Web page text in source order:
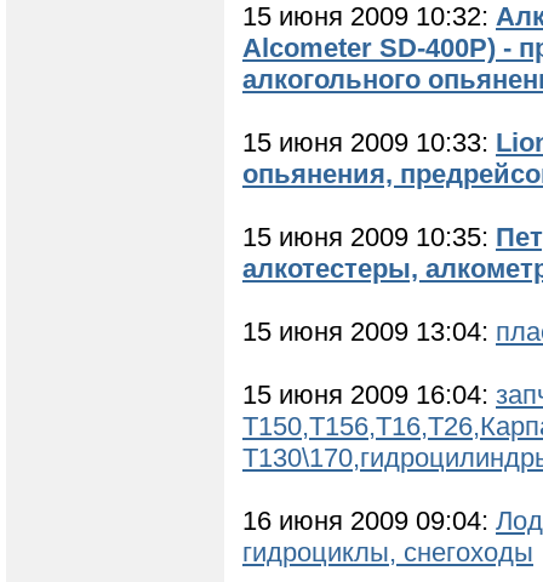
15 июня 2009 10:32:
Alcometer SD-400P) -
алкогольного
15 июня 2009 10:33:
опьянения,
15 июня 2009 10:35:
алкотестеры,
15 июня 2009 13:04:
15 июня 2009 16:04:
16 июня 2009 09:04:
гидроциклы, cнегоходы